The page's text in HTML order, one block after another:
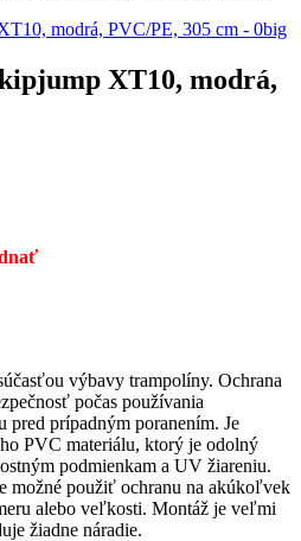
XT10, modrá,
výbavy trampolíny. Ochrana
počas používania
pred prípadným poranením. Je
PVC materiálu, ktorý je odolný
podmienkam a UV žiareniu.
možné použiť ochranu na akúkoľvek
alebo veľkosti. Montáž je veľmi
žiadne náradie.